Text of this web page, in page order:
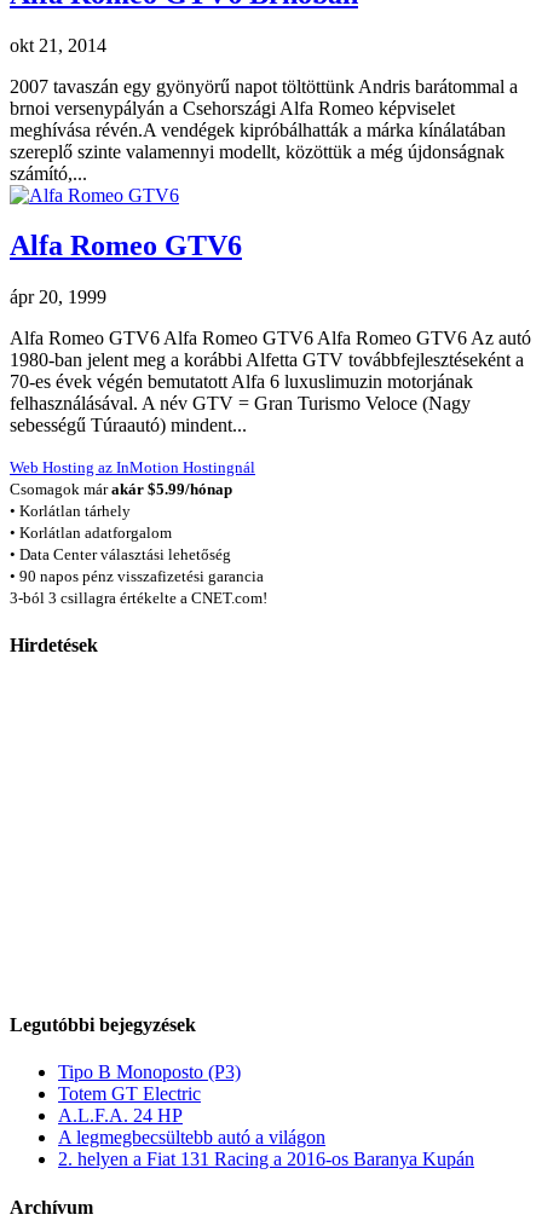
okt 21, 2014
2007 tavaszán egy gyönyörű napot töltöttünk Andris barátommal a
brnoi versenypályán a Csehországi Alfa Romeo képviselet
meghívása révén.A vendégek kipróbálhatták a márka kínálatában
szereplő szinte valamennyi modellt, közöttük a még újdonságnak
számító,...
Alfa Romeo GTV6
ápr 20, 1999
Alfa Romeo GTV6 Alfa Romeo GTV6 Alfa Romeo GTV6 Az autó
1980-ban jelent meg a korábbi Alfetta GTV továbbfejlesztéseként a
70-es évek végén bemutatott Alfa 6 luxuslimuzin motorjának
felhasználásával. A név GTV = Gran Turismo Veloce (Nagy
sebességű Túraautó) mindent...
Web Hosting az InMotion Hostingnál
Csomagok márakár $5.99/hónap
• Korlátlan tárhely
• Korlátlan adatforgalom
• Data Center választási lehetőség
• 90 napos pénz visszafizetési garancia
3-ból 3 csillagra értékelte a CNET.com!
Hirdetések
Legutóbbi bejegyzések
Tipo B Monoposto (P3)
Totem GT Electric
A.L.F.A. 24 HP
A legmegbecsültebb autó a világon
2. helyen a Fiat 131 Racing a 2016-os Baranya Kupán
Archívum